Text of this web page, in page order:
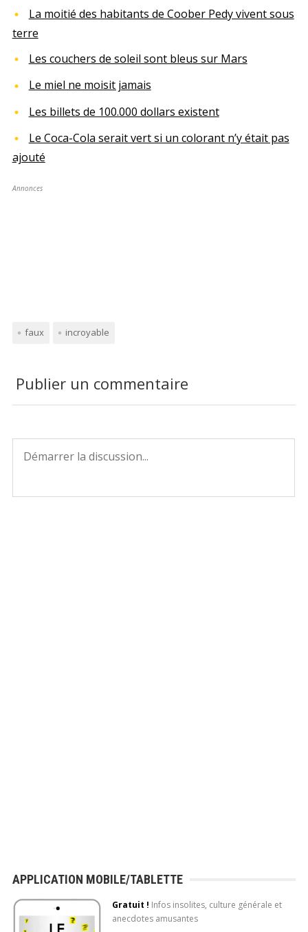
La moitié des habitants de Coober Pedy vivent sous
terre
Les couchers de soleil sont bleus sur Mars
Le miel ne moisit jamais
Les billets de 100.000 dollars existent
Le Coca-Cola serait vert si un colorant n’y était pas
ajouté
Annonces
faux incroyable
Publier un commentaire
APPLICATION MOBILE/TABLETTE
Gratuit ! Infos insolites, culture générale et
anecdotes amusantes